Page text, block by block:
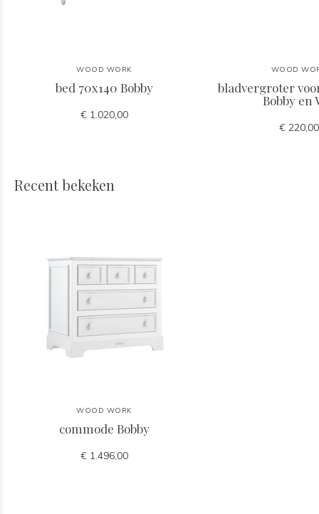
WOOD WORK
bed 70x140 Bobby
€ 1.020,00
WOOD
bladvergroter
Bobby en
€ 220,00
Recent bekeken
WOOD WORK
commode Bobby
€ 1.496,00